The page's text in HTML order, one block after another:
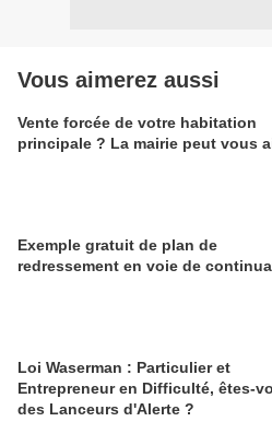
Vous aimerez aussi
Vente forcée de votre habitation
principale ? La mairie peut vous
Exemple gratuit de plan de
redressement en voie de
Loi Waserman : Particulier et
Entrepreneur en Difficulté, êtes-
des Lanceurs d'Alerte ?